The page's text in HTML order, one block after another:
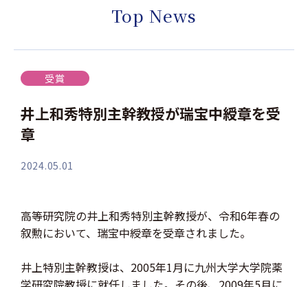
Top News
受賞
井上和秀特別主幹教授が瑞宝中綬章を受
章
2024.05.01
高等研究院の井上和秀特別主幹教授が、令和6年春の
叙勲において、瑞宝中綬章を受章されました。
井上特別主幹教授は、2005年1月に九州大学大学院薬